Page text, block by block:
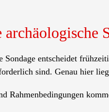
archäologische
Sondage entscheidet
sind. Genau hier
Rahmenbedingungen